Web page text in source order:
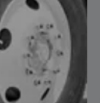
que sin duda
dónde la
grado